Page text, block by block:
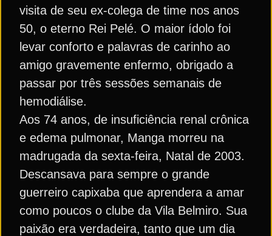
visita de seu ex-colega de time nos anos
50, o eterno Rei Pelé. O maior ídolo foi
levar conforto e palavras de carinho ao
amigo gravemente enfermo, obrigado a
passar por três sessões semanais de
hemodiálise.
Aos 74 anos, de insuficiência renal crônica
e edema pulmonar, Manga morreu na
madrugada da sexta-feira, Natal de 2003.
Descansava para sempre o grande
guerreiro capixaba que aprendera a amar
como poucos o clube da Vila Belmiro. Sua
paixão era verdadeira, tanto que um dia